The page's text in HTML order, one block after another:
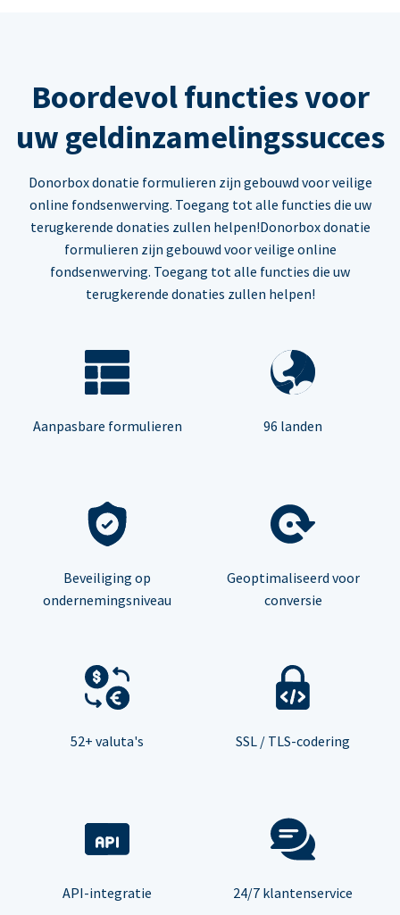
Boordevol functies voor
uw geldinzamelingssucces
Donorbox donatie formulieren zijn gebouwd voor veilige
online fondsenwerving. Toegang tot alle functies die uw
terugkerende donaties zullen helpen!Donorbox donatie
formulieren zijn gebouwd voor veilige online
fondsenwerving. Toegang tot alle functies die uw
terugkerende donaties zullen helpen!
Aanpasbare formulieren 96 landen
Beveiliging op
ondernemingsniveau
Geoptimaliseerd voor
conversie
52+ valuta's SSL / TLS-codering
API-integratie 24/7 klantenservice